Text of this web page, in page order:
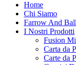
Home
Chi Siamo
Farrow And
I Nostri Prodotti
Fusion
Carta da
Carte da